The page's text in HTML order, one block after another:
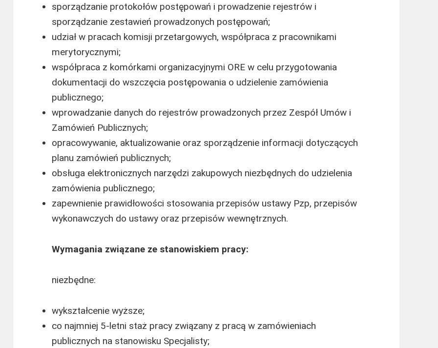
sporządzanie protokołów postępowań i prowadzenie rejestrów i
sporządzanie zestawień prowadzonych postępowań;
udział w pracach komisji przetargowych, współpraca z pracownikami
merytorycznymi;
współpraca z komórkami organizacyjnymi ORE w celu przygotowania
dokumentacji do wszczęcia postępowania o udzielenie zamówienia
publicznego;
wprowadzanie danych do rejestrów prowadzonych przez Zespół Umów i
Zamówień Publicznych;
opracowywanie, aktualizowanie oraz sporządzenie informacji dotyczących
planu zamówień publicznych;
obsługa elektronicznych narzędzi zakupowych niezbędnych do udzielenia
zamówienia publicznego;
zapewnienie prawidłowości stosowania przepisów ustawy Pzp, przepisów
wykonawczych do ustawy oraz przepisów wewnętrznych.
Wymagania związane ze stanowiskiem pracy:
niezbędne:
wykształcenie wyższe;
co najmniej 5-letni staż pracy związany z pracą w zamówieniach
publicznych na stanowisku Specjalisty;